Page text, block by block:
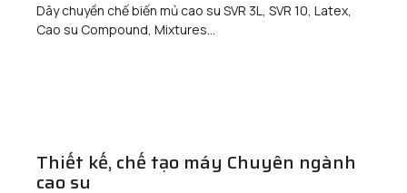
Dây chuyền chế biến mủ cao su SVR 3L, SVR 10, Latex,
Cao su Compound, Mixtures...
Thiết kế, chế tạo máy Chuyên ngành
cao su